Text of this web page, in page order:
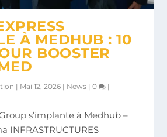
À MEDHUB : 10
BOOSTER
| Mai 12, 2026 | News |0 |
s’implante à Medhub –
INFRASTRUCTURES